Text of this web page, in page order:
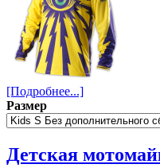
[Подробнее...]
Размер
Детская